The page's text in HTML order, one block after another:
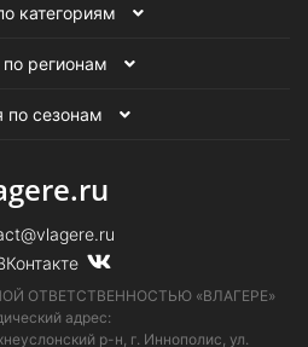
категориям
регионам
по сезонам
ОТВЕТСТВЕННОСТЬЮ «ВЛАГЕРЕ»
адрес:
р-н, г. Иннополис, ул.